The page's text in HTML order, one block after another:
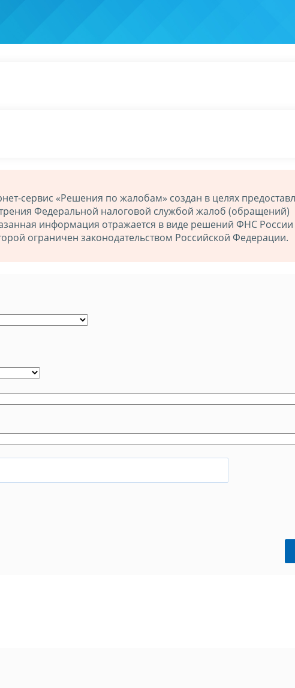
сервис «Решения по жалобам» создан в целях
Федеральной налоговой службой жалоб (обращений)
информация отражается в виде решений ФНС России
ограничен законодательством Российской Федерации.